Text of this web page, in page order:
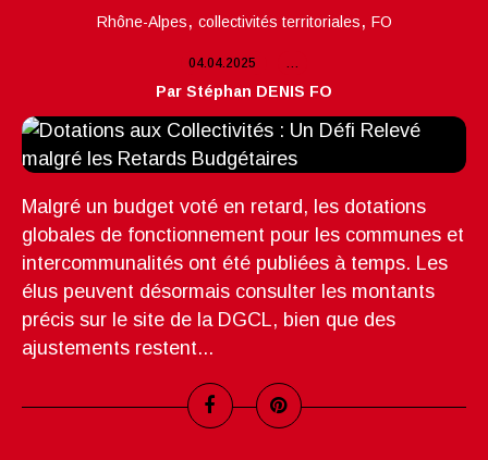
Rhône-Alpes, collectivités territoriales, FO
04.04.2025 …
Par Stéphan DENIS FO
Malgré un budget voté en retard, les dotations
globales de fonctionnement pour les communes et
intercommunalités ont été publiées à temps. Les
élus peuvent désormais consulter les montants
précis sur le site de la DGCL, bien que des
ajustements restent...